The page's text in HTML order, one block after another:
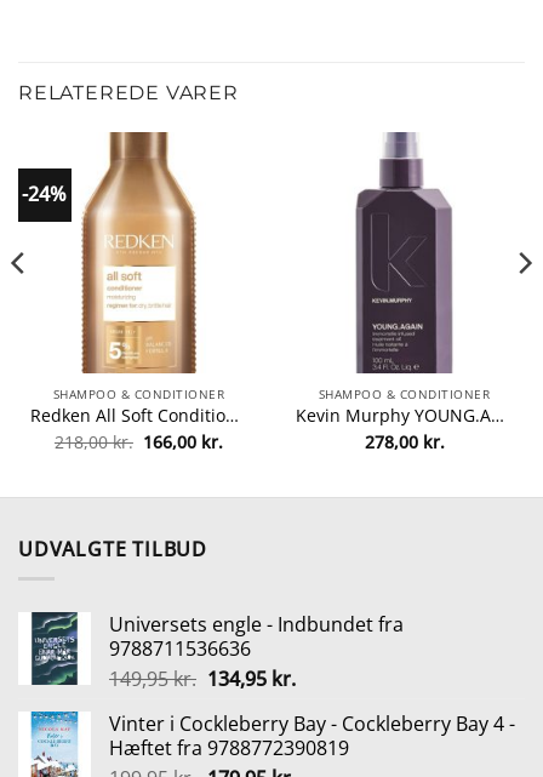
RELATEREDE VARER
-24%
SHAMPOO & CONDITIONER
Redken All Soft Conditioner 300 ml fra Redken
218,00kr. Den
oprindelige
218,00 kr..
166,00 kr.Den
166,00 kr..
SHAMPOO & CONDITIONER
Kevin Murphy YOUNG.AGAIN 100 ml fra Kevin Murphy
278,00 kr.
kr..
UDVALGTE TILBUD
Universets engle - Indbundet fra
9788711536636
149,95kr. Den
pris
var:
134,95 kr.Den
pris
er:
Vinter i Cockleberry Bay - Cockleberry Bay 4 -
Hæftet fra 9788772390819